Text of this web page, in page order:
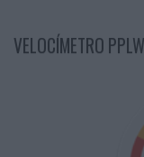
VELOCÍMETRO